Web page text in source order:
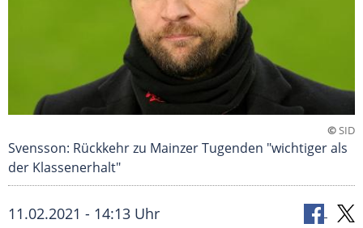
©SID
Svensson: Rückkehr zu Mainzer Tugenden "wichtiger als
der Klassenerhalt"
11.02.2021 - 14:13 Uhr